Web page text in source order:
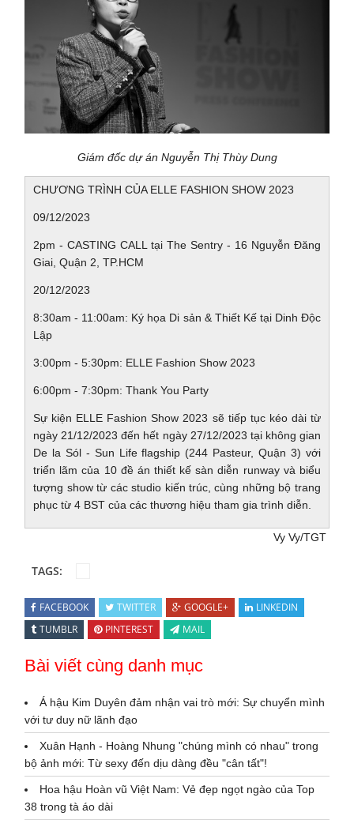
Giám đốc dự án Nguyễn Thị Thùy Dung
CHƯƠNG TRÌNH CỦA ELLE FASHION SHOW 2023
09/12/2023
2pm - CASTING CALL tại The Sentry - 16 Nguyễn Đăng
Giai, Quận 2, TP.HCM
20/12/2023
8:30am - 11:00am: Ký họa Di sản & Thiết Kế tại Dinh Độc
Lập
3:00pm - 5:30pm: ELLE Fashion Show 2023
6:00pm - 7:30pm: Thank You Party
Sự kiện ELLE Fashion Show 2023 sẽ tiếp tục kéo dài từ
ngày 21/12/2023 đến hết ngày 27/12/2023 tại không gian
De la Sól - Sun Life flagship (244 Pasteur, Quận 3) với
triển lãm của 10 đề án thiết kế sàn diễn runway và biểu
tượng show từ các studio kiến trúc, cùng những bộ trang
phục từ 4 BST của các thương hiệu tham gia trình diễn.
Vy Vy/TGT
TAGS:
FACEBOOK TWITTER GOOGLE+
LINKEDIN
TUMBLR
PINTEREST MAIL
Bài viết cùng danh mục
Á hậu Kim Duyên đảm nhận vai trò mới: Sự chuyển mình
với tư duy nữ lãnh đạo
Xuân Hạnh - Hoàng Nhung "chúng mình có nhau" trong
bộ ảnh mới: Từ sexy đến dịu dàng đều "cân tất"!
Hoa hậu Hoàn vũ Việt Nam: Vẻ đẹp ngọt ngào của Top
38 trong tà áo dài